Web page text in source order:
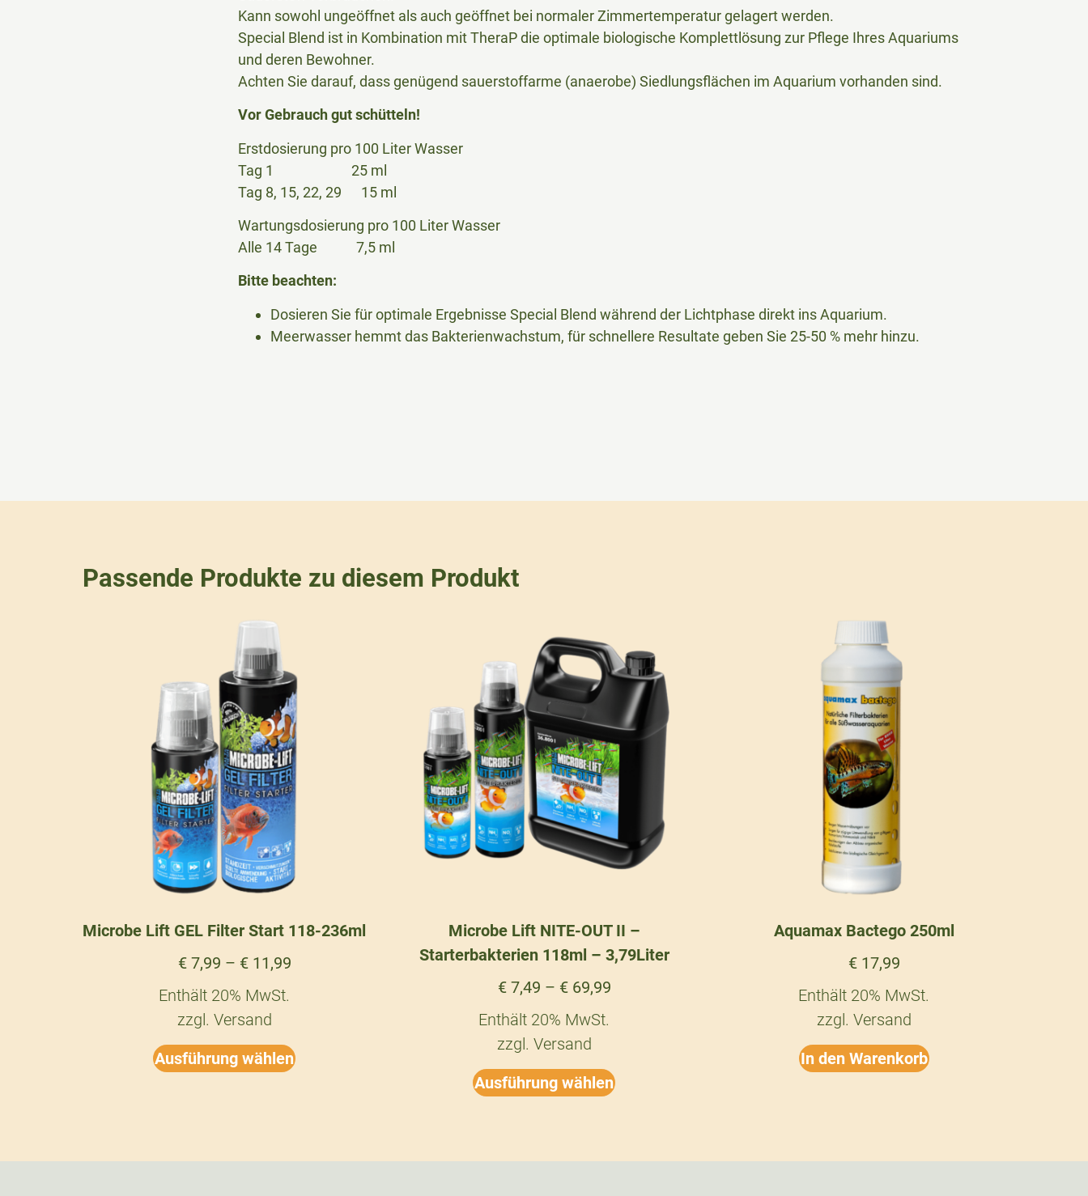
Kann sowohl ungeöffnet als auch geöffnet bei normaler Zimmertemperatur gelagert werden.
Special Blend ist in Kombination mit TheraP die optimale biologische Komplettlösung zur Pflege Ihres Aquariums
und deren Bewohner.
Achten Sie darauf, dass genügend sauerstoffarme (anaerobe) Siedlungsflächen im Aquarium vorhanden sind.
Vor Gebrauch gut schütteln!
Erstdosierung pro 100 Liter Wasser
Tag 1 25 ml
Tag 8, 15, 22, 29 15 ml
Wartungsdosierung pro 100 Liter Wasser
Alle 14 Tage 7,5 ml
Bitte beachten:
Dosieren Sie für optimale Ergebnisse Special Blend während der Lichtphase direkt ins Aquarium.
Meerwasser hemmt das Bakterienwachstum, für schnellere Resultate geben Sie 25-50 % mehr hinzu.
Passende Produkte zu diesem Produkt
Microbe Lift GEL Filter Start 118-236ml
€7,99 – €11,99
Enthält 20% MwSt.
zzgl. Versand
Ausführung wählen
Microbe Lift NITE-OUT II –
Starterbakterien 118ml – 3,79Liter
€7,49 – €69,99
Enthält 20% MwSt.
zzgl. Versand
Ausführung wählen
Aquamax Bactego 250ml
€17,99
Enthält 20% MwSt.
zzgl. Versand
In den Warenkorb